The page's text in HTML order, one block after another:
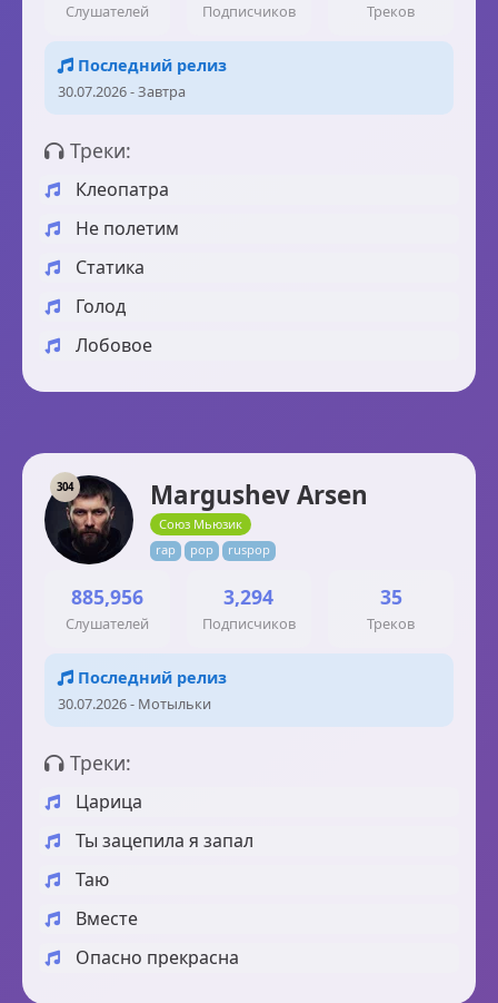
Слушателей Подписчиков Треков
Последний релиз
30.07.2026 - Завтра
Треки:
Клеопатра
Не полетим
Статика
Голод
Лобовое
304 Margushev Arsen
Союз Мьюзик
rap
pop ruspop
885,956
Слушателей
3,294
Подписчиков
35
Треков
Последний релиз
30.07.2026 - Мотыльки
Треки:
Царица
Ты зацепила я запал
Таю
Вместе
Опасно прекрасна